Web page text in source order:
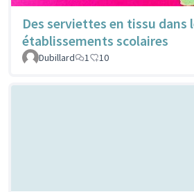
Des serviettes en tissu dans
établissements scolaires
Dubillard
1 10